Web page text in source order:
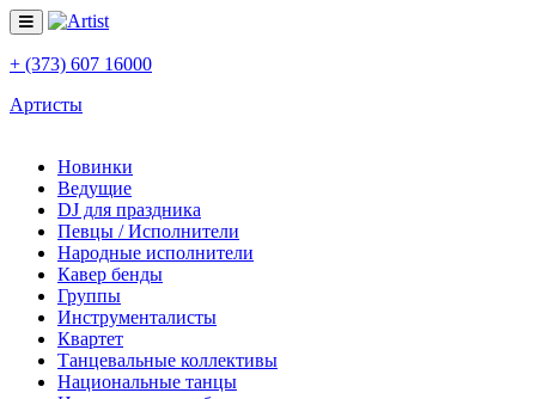
+ (373) 607 16000
Артисты
Новинки
Ведущие
DJ для праздника
Певцы / Исполнители
Народные исполнители
Кавер бенды
Группы
Инструменталисты
Квартет
Танцевальные коллективы
Национальные танцы